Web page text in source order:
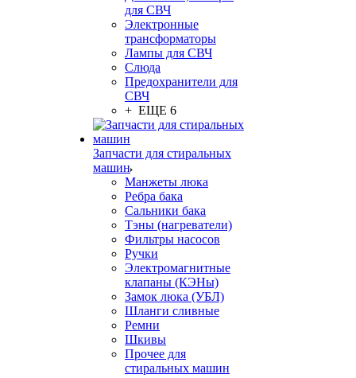
для СВЧ
Электронные
трансформаторы
Лампы для СВЧ
Слюда
Предохранители для
СВЧ
+ ЕЩЕ 6
Запчасти для стиральных
машин
Манжеты люка
Ребра бака
Сальники бака
Тэны (нагреватели)
Фильтры насосов
Ручки
Электромагнитные
клапаны (КЭНы)
Замок люка (УБЛ)
Шланги сливные
Ремни
Шкивы
Прочее для
стиральных машин